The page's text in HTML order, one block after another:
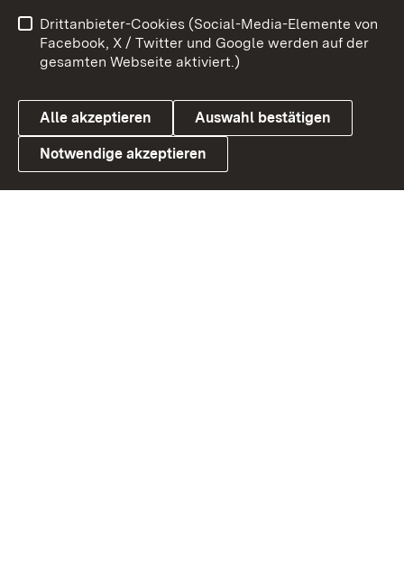
Link zum Landesportal
Benutzungshinweise
Barrierefreiheit
Datenschutz
Cookies
Drittanbieter-Cookies (Social-Media-Elemente von
Facebook, X / Twitter und Google werden auf der
gesamten Webseite aktiviert.)
Alle akzeptieren Auswahl bestätigen
Notwendige akzeptieren